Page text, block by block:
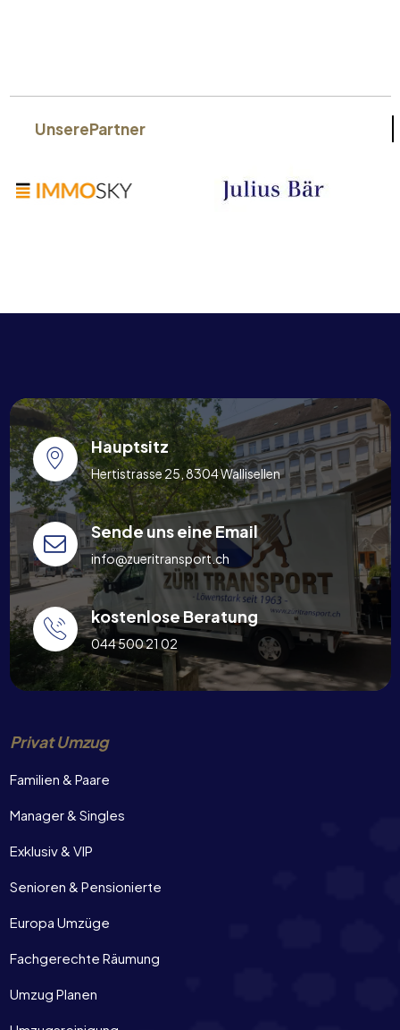
UnserePartner
Hauptsitz
Hertistrasse 25, 8304 Wallisellen
Sende uns eine Email
info@zueritransport.ch
kostenlose Beratung
044 500 21 02
Privat Umzug
Familien & Paare
Manager & Singles
Exklusiv & VIP
Senioren & Pensionierte
Europa Umzüge
Fachgerechte Räumung
Umzug Planen